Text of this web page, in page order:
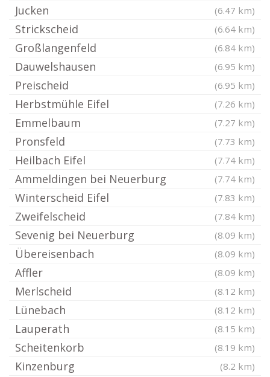
Jucken (6.47 km)
Strickscheid (6.64 km)
Großlangenfeld (6.84 km)
Dauwelshausen (6.95 km)
Preischeid (6.95 km)
Herbstmühle Eifel (7.26 km)
Emmelbaum (7.27 km)
Pronsfeld (7.73 km)
Heilbach Eifel (7.74 km)
Ammeldingen bei Neuerburg (7.74 km)
Winterscheid Eifel (7.83 km)
Zweifelscheid (7.84 km)
Sevenig bei Neuerburg (8.09 km)
Übereisenbach (8.09 km)
Affler (8.09 km)
Merlscheid (8.12 km)
Lünebach (8.12 km)
Lauperath (8.15 km)
Scheitenkorb (8.19 km)
Kinzenburg (8.2 km)